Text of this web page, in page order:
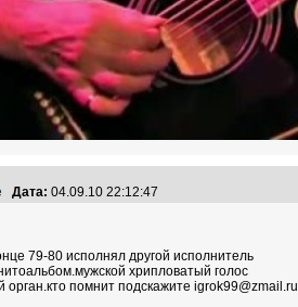
Дата: 04.09.10 22:12:47
79-80 исполнял другой исполнитель
хрипловатый голос
орган.кто помнит подскажите igrok99@zmail.ru